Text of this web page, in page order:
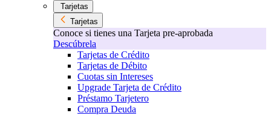
Tarjetas
Tarjetas
Conoce si tienes una Tarjeta pre-aprobada
Descúbrela
Tarjetas de Crédito
Tarjetas de Débito
Cuotas sin Intereses
Upgrade Tarjeta de Crédito
Préstamo Tarjetero
Compra Deuda